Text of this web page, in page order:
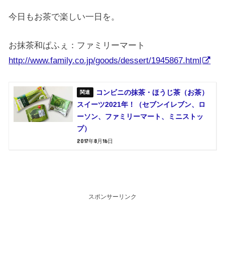
今日もお茶で楽しい一日を。
お抹茶和ぱふぇ：ファミリーマート
http://www.family.co.jp/goods/dessert/1945867.html
コンビニの抹茶・ほうじ茶（お茶）
スイーツ2021年！（セブンイレブン、ロ
ーソン、ファミリーマート、ミニストッ
プ）
2017年8月16日
スポンサーリンク